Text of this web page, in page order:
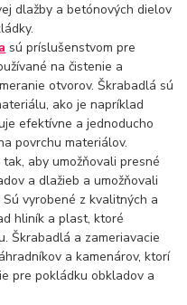
dlažby a betónových dielov
sú príslušenstvom pre
na čistenie a
otvorov. Škrabadlá sú
ako je napríklad
efektívne a jednoducho
povrchu materiálov.
aby umožňovali presné
a dlažieb a umožňovali
vyrobené z kvalitných a
hliník a plast, ktoré
Škrabadlá a zameriavacie
a kamenárov, ktorí
pre pokládku obkladov a